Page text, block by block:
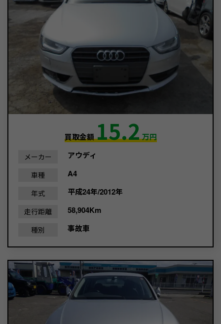
買取金額15.2万円
メーカー アウディ
車種 A4
年式 平成24年/2012年
走行距離 58,904Km
種別 事故車